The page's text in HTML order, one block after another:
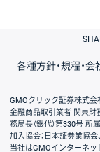
各種方針・規程・会
取引規程・約款
サイトマップ
その他のご案内
個人情報保護方
最良執行方針
サイトのご利用
ディスクレイマ
信託保全
リスク説明
会社案内
GMOクリック証券株式会
金融商品取引業者 関東財
務局長（銀代）第330号 所
加入協会：日本証券業協
当社はGMOインターネッ